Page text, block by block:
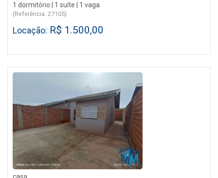
1 dormitório | 1 suíte | 1 vaga
(Referência: 27105)
Locação: R$ 1.500,00
casa